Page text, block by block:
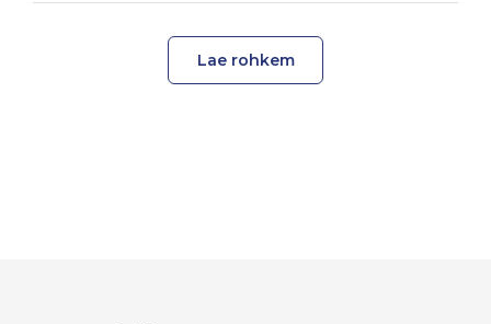
Lae rohkem